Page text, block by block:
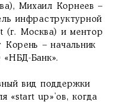
Михаил Корнеев –
инфраструктурной
(г. Москва) и ментор
– начальник
Банк».
вид поддержки
«start up»’ов, когда